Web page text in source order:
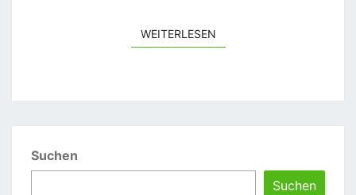
WEITERLESENWEITERLESEN
Suchen
Suchen